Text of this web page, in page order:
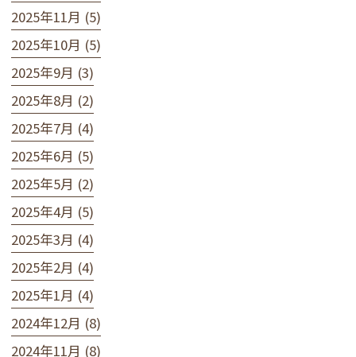
2025年11月 (5)
2025年10月 (5)
2025年9月 (3)
2025年8月 (2)
2025年7月 (4)
2025年6月 (5)
2025年5月 (2)
2025年4月 (5)
2025年3月 (4)
2025年2月 (4)
2025年1月 (4)
2024年12月 (8)
2024年11月 (8)